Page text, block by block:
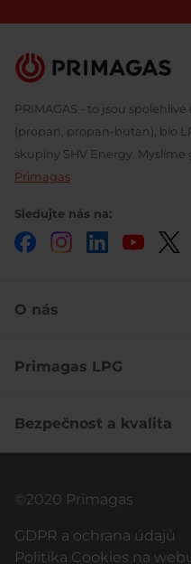
PRIMAGAS - to jsou
(propan, propan-butan), bio
skupiny SHV Energy.
Primagas
Sledujte nás na:
FacebookInstagramLinkedIn
O nás
Primagas LPG
Bezpečnost a kvalita
©2020 Primagas
GDPR a ochrana údajů
Politika Cookies na